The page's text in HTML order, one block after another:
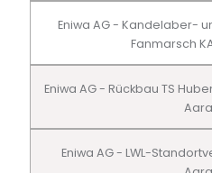
Eniwa AG - Kandelaber-
Fanmarsch
Eniwa AG - Rückbau TS
Eniwa AG - LWL-